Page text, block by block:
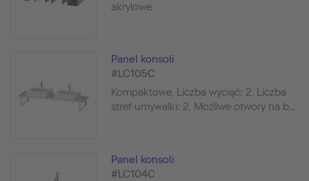
akrylowe
Panel konsoli
#LC105C
Kompaktowe, Liczba wycięć: 2, Liczba
stref umywalki: 2, Możliwe otwory na b...
Panel konsoli
#LC104C